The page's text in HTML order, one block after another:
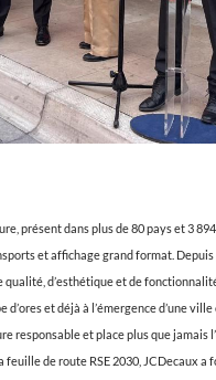
présent dans plus de 80 pays et 3
et affichage grand format. Depuis
d’esthétique et de
et déjà à l’émergence d’une
responsable et place plus que jamais
feuille de route RSE 2030, JCDecaux